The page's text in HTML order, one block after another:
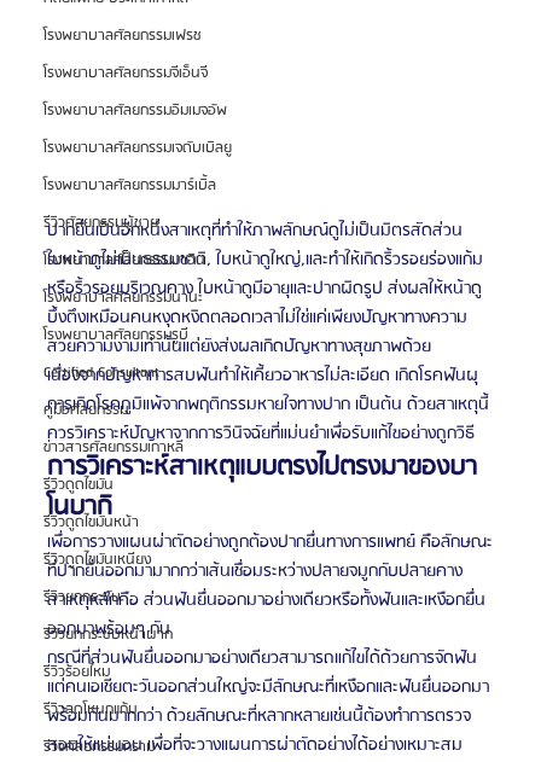
โรงพยาบาลศัลยกรรมเฟรช
โรงพยาบาลศัลยกรรมจีเอ็นจี
โรงพยาบาลศัลยกรรมอิมเมจอัพ
โรงพยาบาลศัลยกรรมเจดับเบิลยู
โรงพยาบาลศัลยกรรมมาร์เบิ้ล
รีวิวศัลยกรรมผู้ชาย
โรงพยาบาลศัลยกรรมมาอิน
โรงพยาบาลศัลยกรรมนานะ
โรงพยาบาลศัลยกรรมรูบี
Certified Consultant
คู่มือศัลยกรรม
ข่าวสารศัลยกรรมเกาหลี
รีวิวดูดไขมัน
รีวิวดูดไขมันหน้า
รีวิวดูดไขมันเหนียง
รีวิวยกกระชับ
รีวิวยกกระชับหน้าผาก
รีวิวร้อยไหม
รีวิวลดโหนกแก้ม
รีวิวศัลยกรรมกราม
ปากยื่นเป็นอีกหนึ่งสาเหตุที่ทำให้ภาพลักษณ์ดูไม่เป็นมิตรสัดส่วน
ใบหน้าดูไม่เป็นธรรมชาติ, ใบหน้าดูใหญ่,และทำให้เกิดริ้วรอยร่องแก้ม
หรือริ้วรอยบริเวณคาง ใบหน้าดูมีอายุและปากผิดรูป ส่งผลให้หน้าดู
บึ้งตึงเหมือนคนหงุดหงิดตลอดเวลาไม่ใช่แค่เพียงปัญหาทางความ
สวยความงามเท่านั้นแต่ยังส่งผลเกิดปัญหาทางสุขภาพด้วย
เนื่องจากปัญหาการสบฟันทำให้เคี้ยวอาหารไม่ละเอียด เกิดโรคฟันผุ
การเกิดโรคภูมิแพ้จากพฤติกรรมหายใจทางปาก เป็นต้น ด้วยสาเหตุนี้
ควรวิเคราะห์ปัญหาจากการวินิจฉัยที่แม่นยำเพื่อรับแก้ไขอย่างถูกวิธี
การวิเคราะห์สาเหตุแบบตรงไปตรงมาของบา
โนบากิ
เพื่อการวางแผนผ่าตัดอย่างถูกต้องปากยื่นทางการแพทย์ คือลักษณะ
ที่ปากยื่นออกมามากกว่าเส้นเชื่อมระหว่างปลายจมูกกับปลายคาง
สาเหตุหลักคือ ส่วนฟันยื่นออกมาอย่างเดียวหรือทั้งฟันและเหงือกยื่น
ออกมาพร้อมๆ กัน
กรณีที่ส่วนฟันยื่นออกมาอย่างเดียวสามารถแก้ไขได้ด้วยการจัดฟัน
แต่คนเอเชียตะวันออกส่วนใหญ่จะมีลักษณะที่เหงือกและฟันยื่นออกมา
พร้อมกันมากกว่า ด้วยลักษณะที่หลากหลายเช่นนี้ต้องทำการตรวจ
สอบให้แน่นอน เพื่อที่จะวางแผนการผ่าตัดอย่างได้อย่างเหมาะสม